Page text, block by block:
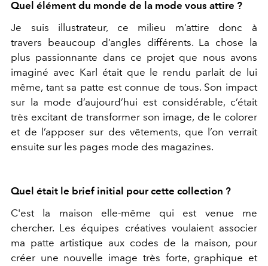
Quel élément du monde de la mode vous attire ?
Je suis illustrateur, ce milieu m’attire donc à
travers beaucoup d’angles différents. La chose la
plus passionnante dans ce projet que nous avons
imaginé avec Karl était que le rendu parlait de lui
même, tant sa patte est connue de tous. Son impact
sur la mode d’aujourd’hui est considérable, c’était
très excitant de transformer son image, de le colorer
et de l’apposer sur des vêtements, que l’on verrait
ensuite sur les pages mode des magazines.
Quel était le brief initial pour cette collection ?
C'est la maison elle-même qui est venue me
chercher. Les équipes créatives voulaient associer
ma patte artistique aux codes de la maison, pour
créer une nouvelle image très forte, graphique et